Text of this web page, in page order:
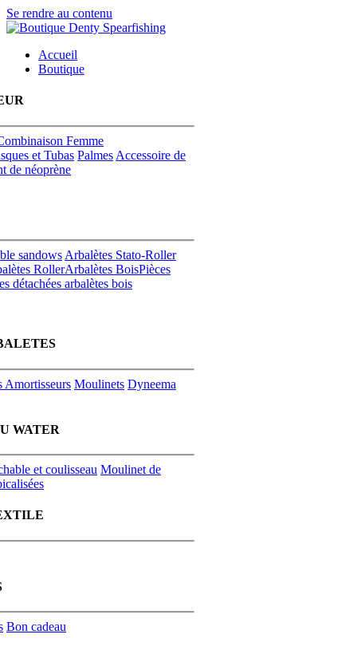
Se rendre au contenu
Accueil
Boutique
Femme
et Tubas Palmes Accessoire de
de néoprène
sandows Arbalètes Stato-Roller
RollerArbalètes BoisPièces
détachées arbalètes bois
Amortisseurs Moulinets Dyneema
WATER
et coulisseau Moulinet de
Bon cadeau